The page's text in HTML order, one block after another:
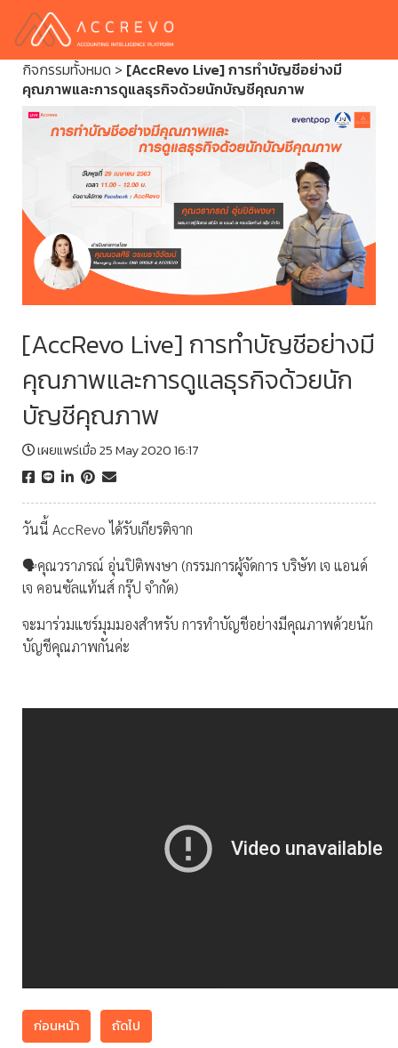
กิจกรรมทั้งหมด > [AccRevo Live] การทำบัญชีอย่างมี
คุณภาพและการดูแลธุรกิจด้วยนักบัญชีคุณภาพ
[AccRevo Live] การทำบัญชีอย่างมี
คุณภาพและการดูแลธุรกิจด้วยนัก
บัญชีคุณภาพ
เผยแพร่เมื่อ 25 May 2020 16:17
วันนี้ AccRevo ได้รับเกียรติจาก
🗣คุณวราภรณ์ อุ่นปิติพงษา (กรรมการผู้จัดการ บริษัท เจ แอนด์
เจ คอนซัลแท้นส์ กรุ๊ป จำกัด)
จะมาร่วมแชร์มุมมองสำหรับ การทำบัญชีอย่างมีคุณภาพด้วยนัก
บัญชีคุณภาพกันค่ะ
ก่อนหน้า ถัดไป